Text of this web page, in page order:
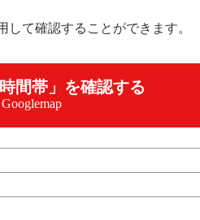
して確認することができます。
間帯」を確認する
Googlemap